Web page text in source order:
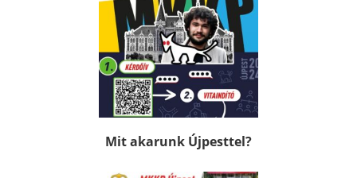
Mit akarunk Újpesttel?